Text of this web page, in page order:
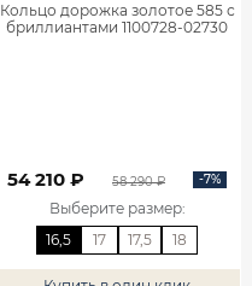
Кольцо дорожка золотое 585 с
бриллиантами 1100728-02730
54 210 ₽ 58 290 ₽ -7%
Выберите размер:
16,5
17 17,5 18